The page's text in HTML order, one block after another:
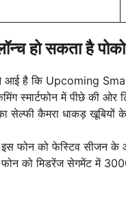
हो सकता है
आई है कि Upcoming
स्मार्टफोन में पीछे की
सेल्फी कैमरा धाकड़ खूबियों
इस फोन को फेस्टिव सीजन
फोन को मिडरेंज सेगमेंट में